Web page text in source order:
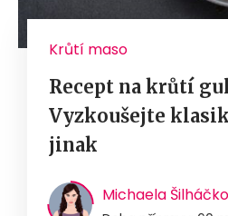
Krůtí maso
Recept na krůtí
Vyzkoušejte
jinak
Michaela